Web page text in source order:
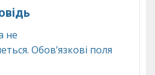
не
Обов’язкові поля